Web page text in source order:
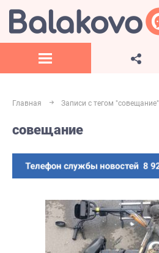
Главная Записи с тегом "совещание"
совещание